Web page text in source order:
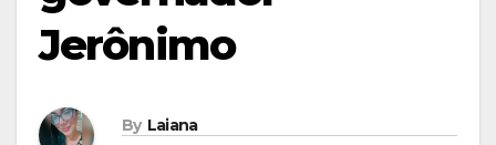
Jerônimo
By Laiana